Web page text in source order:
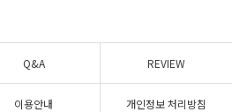
Q&A REVIEW
이용안내 개인정보 처리방침